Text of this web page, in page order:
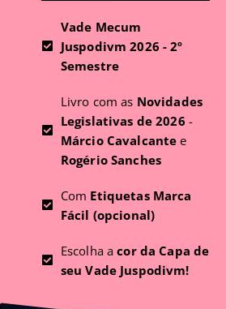
Vade Mecum
Juspodivm 2026 - 2º
Semestre
Livro com as Novidades
Legislativas de 2026 -
Márcio Cavalcante e
Rogério Sanches
Com Etiquetas Marca
Fácil (opcional)
Escolha acor da Capa de
seu Vade Juspodivm!